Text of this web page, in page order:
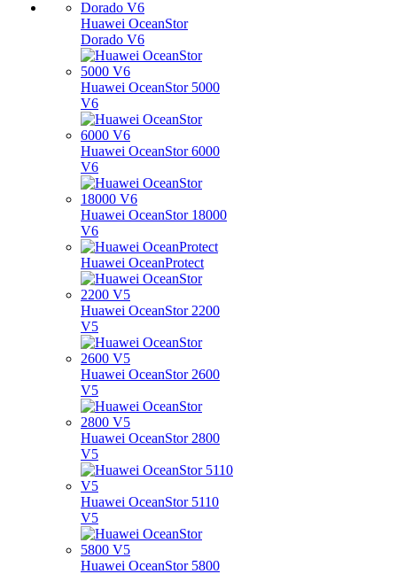
Huawei OceanStor
Dorado V6
Huawei OceanStor 5000
V6
Huawei OceanStor 6000
V6
Huawei OceanStor 18000
V6
Huawei OceanProtect
Huawei OceanStor 2200
V5
Huawei OceanStor 2600
V5
Huawei OceanStor 2800
V5
Huawei OceanStor 5110
V5
Huawei OceanStor 5800